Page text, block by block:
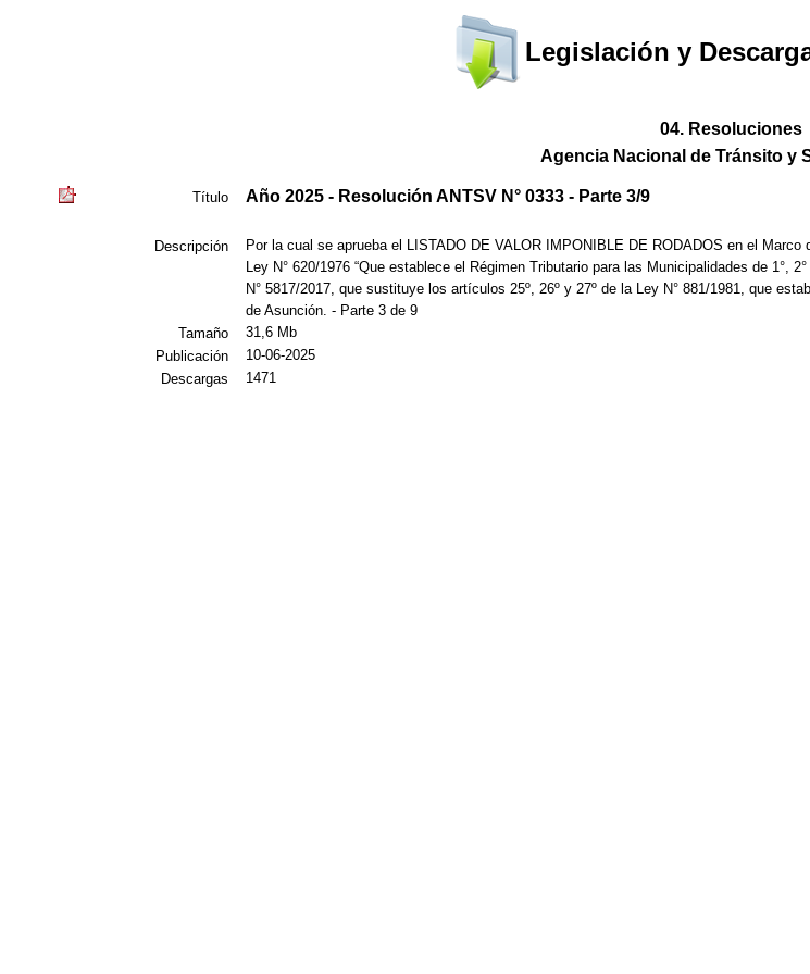
Legislación y
04. Resoluciones
Agencia Nacional de Tránsito y
Título Año 2025 - Resolución ANTSV N° 0333 - Parte 3/9
Descripción
Por la cual se aprueba el LISTADO DE VALOR IMPONIBLE DE RODADOS en el
Ley N° 620/1976 “Que establece el Régimen Tributario para las Municipalidades de 1°,
N° 5817/2017, que sustituye los artículos 25º, 26º y 27º de la Ley N° 881/1981, que
de Asunción. - Parte 3 de 9
Tamaño
31,6 Mb
Publicación
10-06-2025
Descargas
1471